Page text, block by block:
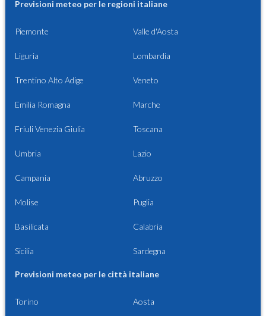
Previsioni meteo per le regioni italiane
Piemonte Valle d'Aosta
Liguria Lombardia
Trentino Alto Adige Veneto
Emilia Romagna Marche
Friuli Venezia Giulia Toscana
Umbria Lazio
Campania Abruzzo
Molise Puglia
Basilicata Calabria
Sicilia Sardegna
Previsioni meteo per le città italiane
Torino Aosta